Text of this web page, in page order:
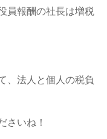
員報酬の社長は増税
、法人と個人の税負
さいね！